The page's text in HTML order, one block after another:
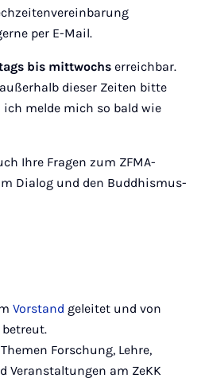
per E-Mail.
bis mittwochs erreichbar.
dieser Zeiten bitte
melde mich so bald wie
Ihre Fragen zum ZFMA-
Dialog und den Buddhismus-
Vorstand geleitet und von
Forschung, Lehre,
Veranstaltungen am ZeKK